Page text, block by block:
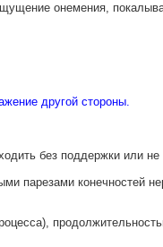
онемения,
другой стороны.
без поддержки или
парезами конечностей